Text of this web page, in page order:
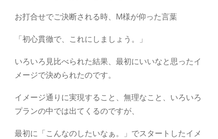
お打合せでご決断される時、M様が仰った言葉
「初心貫徹で、これにしましょう。」
いろいろ見比べられた結果、最初にいいなと思ったイ
メージで決められたのです。
イメージ通りに実現すること、無理なこと、いろいろ
プランの中では出てくるのですが、
最初に「こんなのしたいなぁ。」でスタートしたイメ